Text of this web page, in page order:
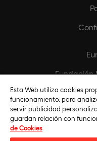
Fundación
Esta Web utiliza cookies
funcionamiento, para
servir publicidad
guardan relación con
de Cookies